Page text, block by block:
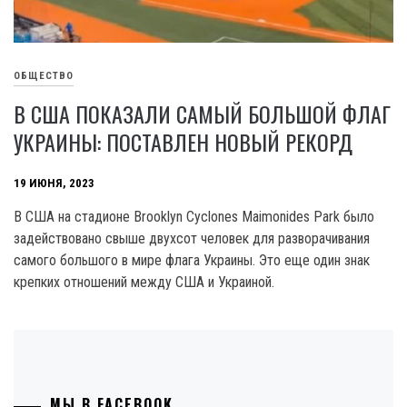
ОБЩЕСТВО
В США ПОКАЗАЛИ САМЫЙ БОЛЬШОЙ ФЛАГ
УКРАИНЫ: ПОСТАВЛЕН НОВЫЙ РЕКОРД
19 ИЮНЯ, 2023
B США на стадионе Brooklyn Cyclones Maimonides Park было
задействовано свыше двухсот человек для разворачивания
самого большого в мире флага Украины. Это еще один знак
крепких отношений между США и Украиной.